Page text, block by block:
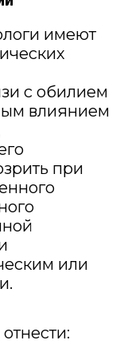
имеют
с обилием
влиянием
при
или